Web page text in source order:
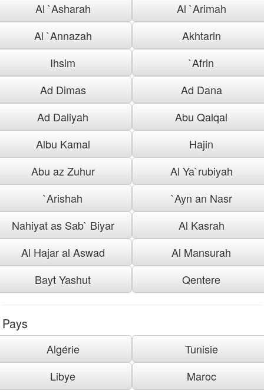
Al `Asharah
Al `Arimah
Al `Annazah
Akhtarin
Ihsim
`Afrin
Ad Dimas
Ad Dana
Ad Daliyah
Abu Qalqal
Albu Kamal
Hajin
Abu az Zuhur
Al Ya`rubiyah
`Arishah
`Ayn an Nasr
Nahiyat as Sab` Biyar
Al Kasrah
Al Hajar al Aswad
Al Mansurah
Bayt Yashut
Qentere
Pays
Algérie
Tunisie
Libye
Maroc